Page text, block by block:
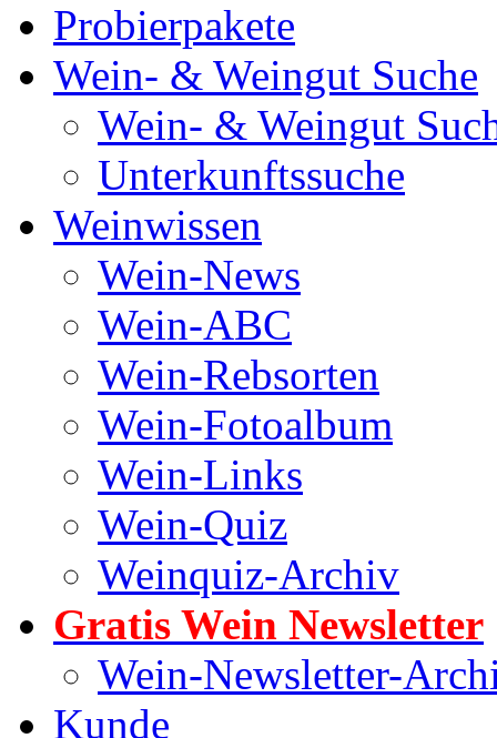
Probierpakete
Wein- & Weingut Suche
Wein- & Weingut
Unterkunftssuche
Weinwissen
Wein-News
Wein-ABC
Wein-Rebsorten
Wein-Fotoalbum
Wein-Links
Wein-Quiz
Weinquiz-Archiv
Gratis Wein Newsletter
Wein-Newsletter-
Kunde